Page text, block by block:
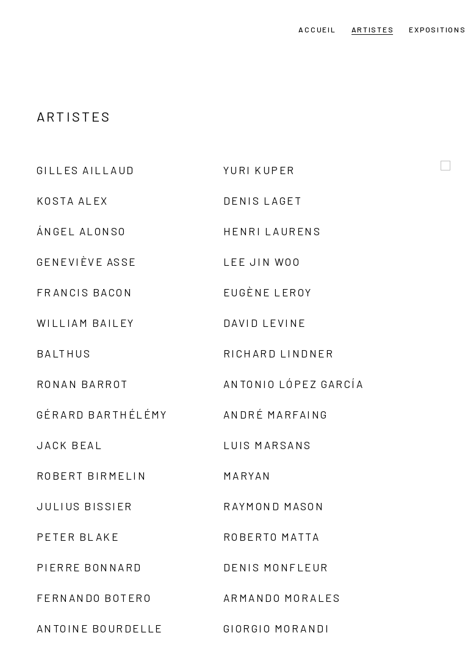
ACCUEIL ARTISTES EXPOSITIONS
ARTISTES
GILLES AILLAUD
KOSTA ALEX
ÁNGEL ALONSO
GENEVIÈVE ASSE
FRANCIS BACON
WILLIAM BAILEY
BALTHUS
RONAN BARROT
GÉRARD BARTHÉLÉMY
JACK BEAL
ROBERT BIRMELIN
JULIUS BISSIER
PETER BLAKE
PIERRE BONNARD
FERNANDO BOTERO
ANTOINE BOURDELLE
YURI KUPER
DENIS LAGET
HENRI LAURENS
LEE JIN WOO
EUGÈNE LEROY
DAVID LEVINE
RICHARD LINDNER
ANTONIO LÓPEZ GARCÍA
ANDRÉ MARFAING
LUIS MARSANS
MARYAN
RAYMOND MASON
ROBERTO MATTA
DENIS MONFLEUR
ARMANDO MORALES
GIORGIO MORANDI